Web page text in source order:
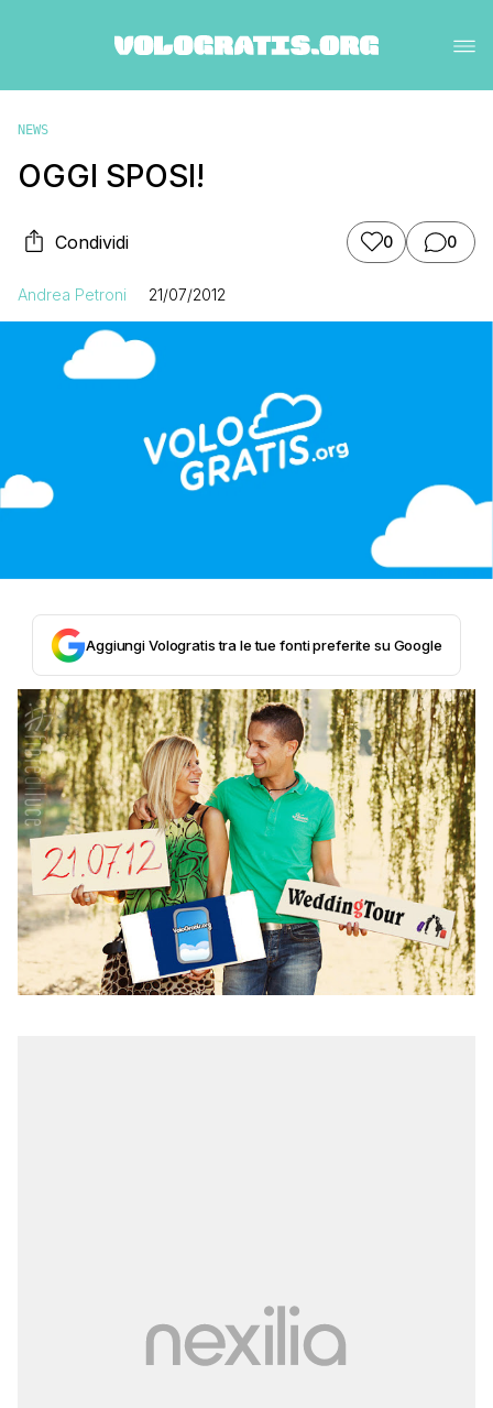
NEWS
OGGI SPOSI!
Condividi 0 0
Andrea Petroni 21/07/2012
Aggiungi Vologratis tra le tue fonti preferite su Google